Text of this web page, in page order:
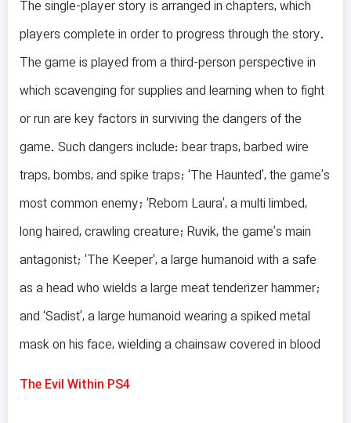
The single-player story is arranged in chapters, which
players complete in order to progress through the story.
The game is played from a third-person perspective in
which scavenging for supplies and learning when to fight
or run are key factors in surviving the dangers of the
game. Such dangers include: bear traps, barbed wire
traps, bombs, and spike traps; ‘The Haunted’, the game’s
most common enemy; ‘Reborn Laura’, a multi limbed,
long haired, crawling creature; Ruvik, the game’s main
antagonist; ‘The Keeper’, a large humanoid with a safe
as a head who wields a large meat tenderizer hammer;
and ‘Sadist’, a large humanoid wearing a spiked metal
mask on his face, wielding a chainsaw covered in blood
The Evil Within PS4